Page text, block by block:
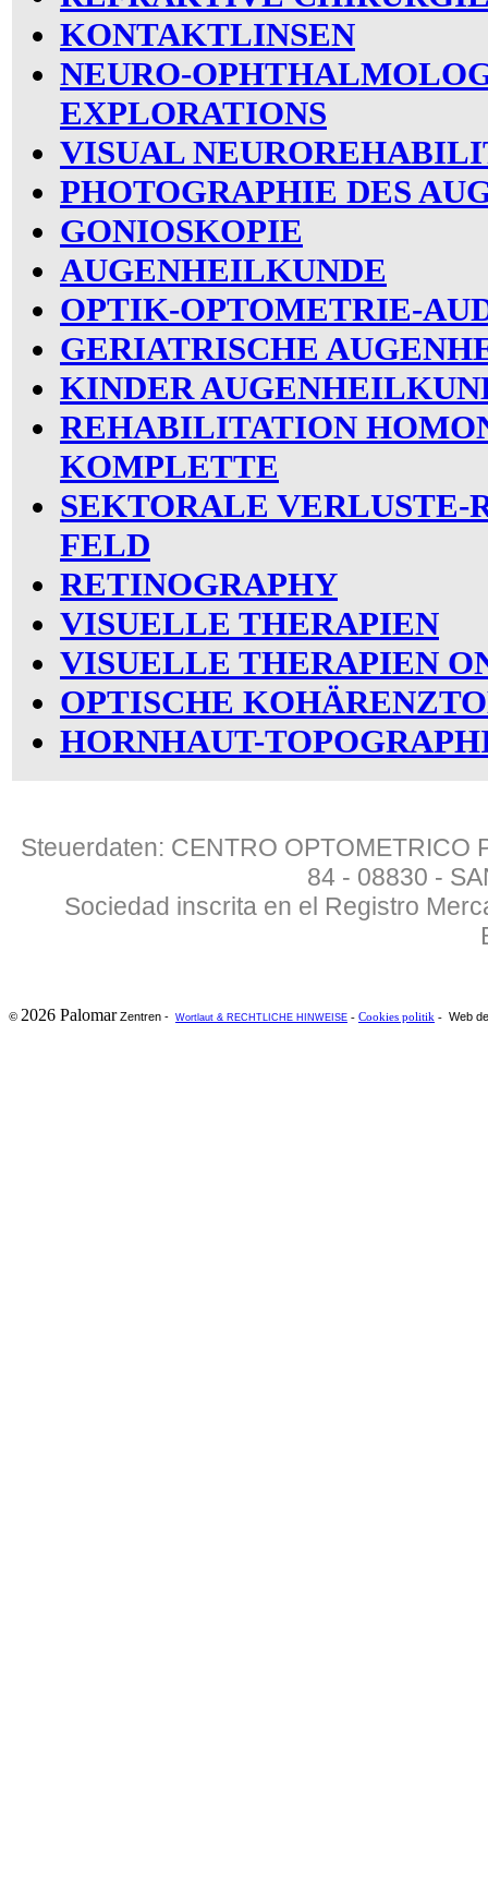
KONTAKTLINSEN
NEURO-
EXPLORATIONS
VISUAL
PHOTOGRAPHIE DES
GONIOSKOPIE
AUGENHEILKUNDE
OPTIK-OPTOMETRIE-
GERIATRISCHE
KINDER
REHABILITATION
KOMPLETTE
SEKTORALE
FELD
RETINOGRAPHY
VISUELLE THERAPIEN
VISUELLE THERAPIEN
OPTISCHE
HORNHAUT-
Steuerdaten: CENTRO OPTOMETRICO
84 - 08830 -
Sociedad inscrita en el Registro
© 2026 PalomarZentren - Wortlaut & RECHTLICHE HINWEISE - Cookies politik - Web